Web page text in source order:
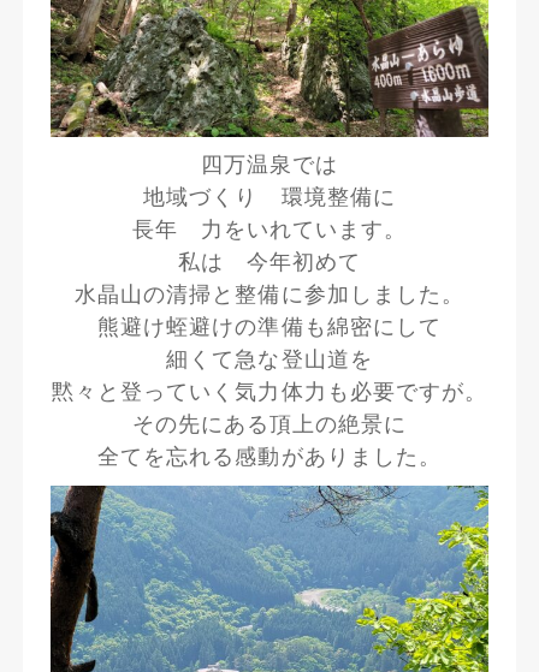
四万温泉では
地域づくり 環境整備に
長年 力をいれています。
私は 今年初めて
水晶山の清掃と整備に参加しました。
熊避け蛭避けの準備も綿密にして
細くて急な登山道を
黙々と登っていく気力体力も必要ですが。
その先にある頂上の絶景に
全てを忘れる感動がありました。